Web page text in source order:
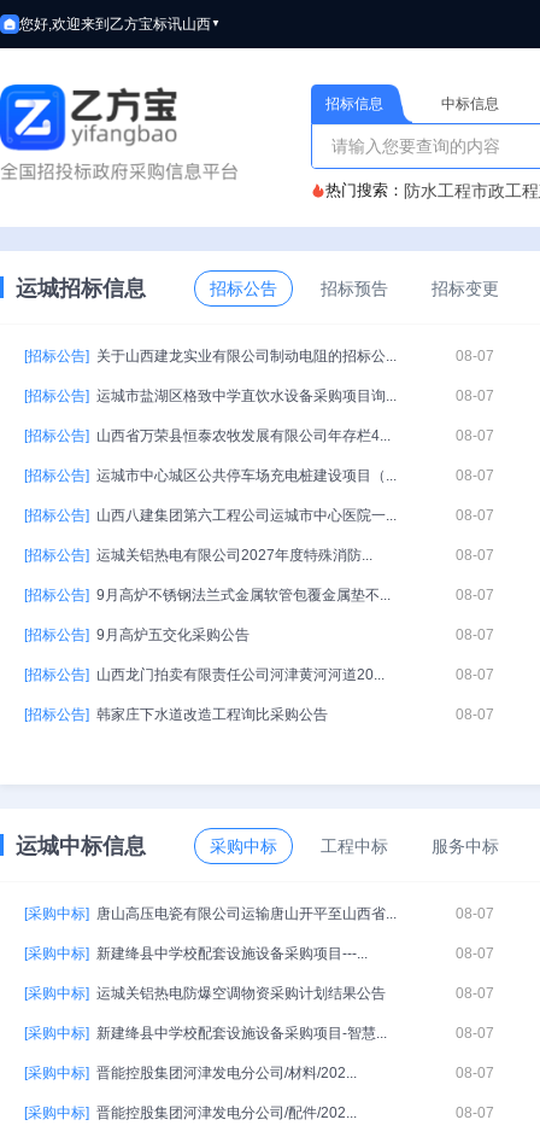
您好,欢迎来到乙方宝标讯山西▼
招标信息 中标信息
热门搜索： 防水工程市政工程
运城招标信息 招标公告 招标预告 招标变更
[招标公告] 关于山西建龙实业有限公司制动电阻的招标公... 08-07
[招标公告] 运城市盐湖区格致中学直饮水设备采购项目询... 08-07
[招标公告] 山西省万荣县恒泰农牧发展有限公司年存栏4... 08-07
[招标公告] 运城市中心城区公共停车场充电桩建设项目（... 08-07
[招标公告] 山西八建集团第六工程公司运城市中心医院一... 08-07
[招标公告] 运城关铝热电有限公司2027年度特殊消防... 08-07
[招标公告] 9月高炉不锈钢法兰式金属软管包覆金属垫不... 08-07
[招标公告] 9月高炉五交化采购公告 08-07
[招标公告] 山西龙门拍卖有限责任公司河津黄河河道20... 08-07
[招标公告] 韩家庄下水道改造工程询比采购公告 08-07
运城中标信息 采购中标 工程中标 服务中标
[采购中标] 唐山高压电瓷有限公司运输唐山开平至山西省... 08-07
[采购中标] 新建绛县中学校配套设施设备采购项目---... 08-07
[采购中标] 运城关铝热电防爆空调物资采购计划结果公告 08-07
[采购中标] 新建绛县中学校配套设施设备采购项目-智慧... 08-07
[采购中标] 晋能控股集团河津发电分公司/材料/202... 08-07
[采购中标] 晋能控股集团河津发电分公司/配件/202... 08-07